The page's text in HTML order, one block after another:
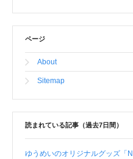
ページ
About
Sitemap
読まれている記事（過去7日間）
ゆうめいのオリジナルグッズ「